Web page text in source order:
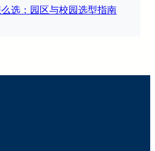
选：园区与校园选型指南